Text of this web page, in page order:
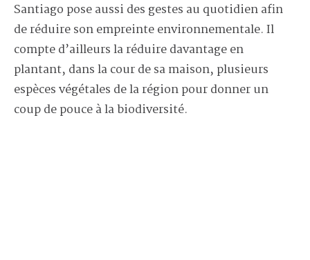
Santiago pose aussi des gestes au quotidien afin
de réduire son empreinte environnementale. Il
compte d’ailleurs la réduire davantage en
plantant, dans la cour de sa maison, plusieurs
espèces végétales de la région pour donner un
coup de pouce à la biodiversité.